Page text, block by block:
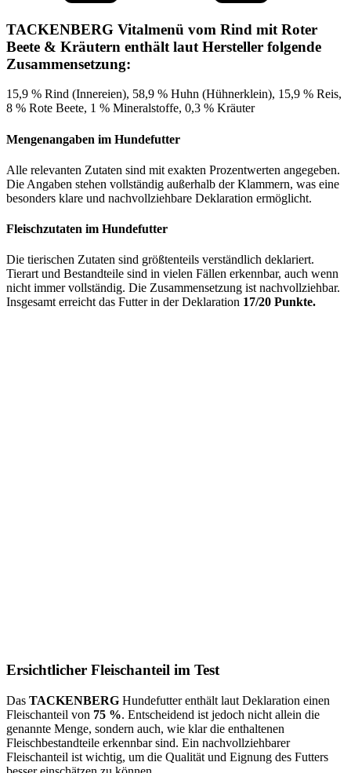
TACKENBERG Vitalmenü vom Rind mit Roter
Beete & Kräutern enthält laut Hersteller folgende
Zusammensetzung:
15,9 % Rind (Innereien), 58,9 % Huhn (Hühnerklein), 15,9 % Reis,
8 % Rote Beete, 1 % Mineralstoffe, 0,3 % Kräuter
Mengenangaben im Hundefutter
Alle relevanten Zutaten sind mit exakten Prozentwerten angegeben.
Die Angaben stehen vollständig außerhalb der Klammern, was eine
besonders klare und nachvollziehbare Deklaration ermöglicht.
Fleischzutaten im Hundefutter
Die tierischen Zutaten sind größtenteils verständlich deklariert.
Tierart und Bestandteile sind in vielen Fällen erkennbar, auch wenn
nicht immer vollständig. Die Zusammensetzung ist nachvollziehbar.
Insgesamt erreicht das Futter in der Deklaration 17/20 Punkte.
Ersichtlicher Fleischanteil im Test
Das TACKENBERG Hundefutter enthält laut Deklaration einen
Fleischanteil von 75 %. Entscheidend ist jedoch nicht allein die
genannte Menge, sondern auch, wie klar die enthaltenen
Fleischbestandteile erkennbar sind. Ein nachvollziehbarer
Fleischanteil ist wichtig, um die Qualität und Eignung des Futters